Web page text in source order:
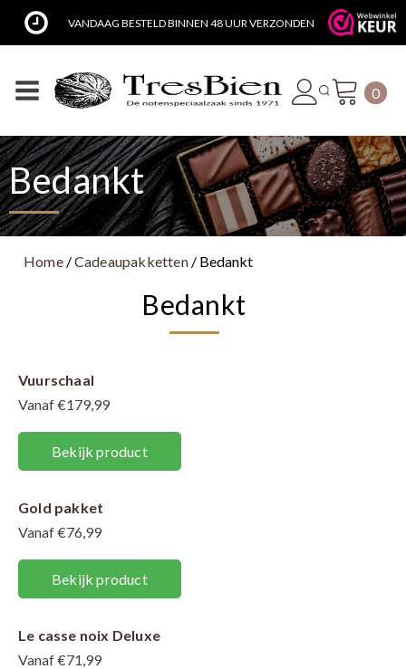
VANDAAG BESTELD BINNEN 48 UUR VERZONDEN
0
Bedankt
Home/Cadeaupakketten/ Bedankt
Bedankt
Vuurschaal
Vanaf €179,99
Bekijk product
Gold pakket
Vanaf €76,99
Bekijk product
Le casse noix Deluxe
Vanaf €71,99